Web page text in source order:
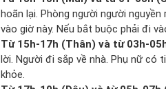
hoãn lại. Phòng người người
vào giờ này. Nếu bắt buộc phải đi
Từ 15h-17h (Thân) và từ 03h-
lời. Người đi sắp về nhà. Phụ nữ có
khỏe.